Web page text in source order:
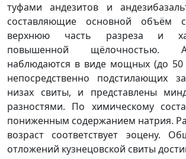
туфами андезитов и
составляющие основной объём
верхнюю часть разреза и
повышенной щёлочностью.
наблюдаются в виде мощных (до 50
непосредственно подстилающих
низах свиты, и представлены
разностями. По химическому
пониженным содержанием натрия.
возраст соответствует эоцену.
отложений кузнецовской свиты